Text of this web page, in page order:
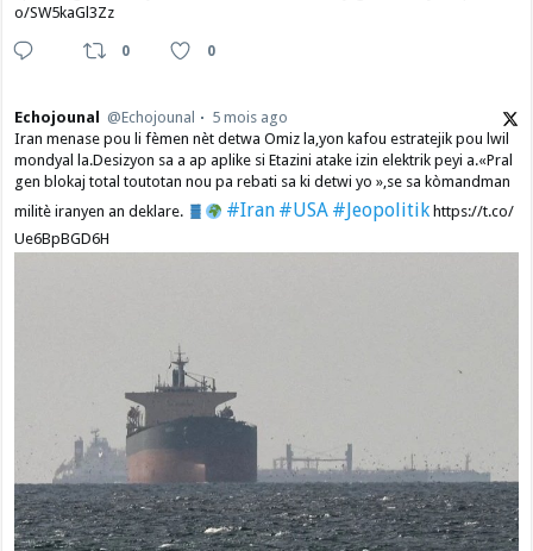
o/SW5kaGl3Zz
0 0
Echojounal @Echojounal
5 mois ago
Iran menase pou li fèmen nèt detwa Omiz la,yon kafou estratejik pou lwil
mondyal la.Desizyon sa a ap aplike si Etazini atake izin elektrik peyi a.​«Pral
gen blokaj total toutotan nou pa rebati sa ki detwi yo »,se sa kòmandman
militè iranyen an deklare.
#Iran #USA #Jeopolitikhttps://t.co/
Ue6BpBGD6H